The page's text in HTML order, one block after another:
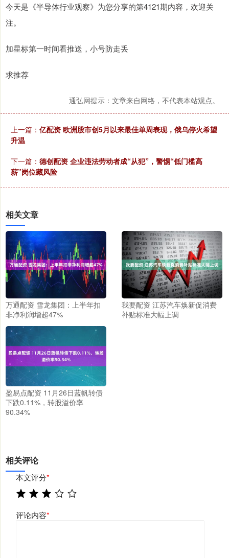
今天是《半导体行业观察》为您分享的第4121期内容，欢迎关
注。
加星标第一时间看推送，小号防走丢
求推荐
通弘网提示：文章来自网络，不代表本站观点。
上一篇： 亿配资 欧洲股市创5月以来最佳单周表现，俄乌停火希望
升温
下一篇： 德创配资 企业违法劳动者成“从犯”，警惕“低门槛高
薪”岗位藏风险
相关文章
万通配资 雪龙集团：上半年扣
非净利润增超47%
我要配资 江苏汽车焕新促消费
补贴标准大幅上调
盈易点配资 11月26日蓝帆转债
下跌0.11%，转股溢价率
90.34%
相关评论
本文评分*
评论内容*